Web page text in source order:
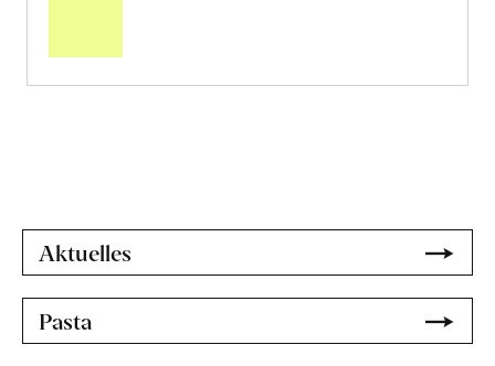
Orangen
Aktuelles
Pasta